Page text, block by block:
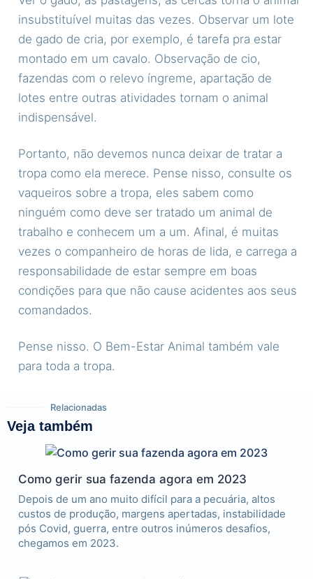
insubstituível muitas das vezes. Observar um lote
de gado de cria, por exemplo, é tarefa pra estar
montado em um cavalo. Observação de cio,
fazendas com o relevo íngreme, apartação de
lotes entre outras atividades tornam o animal
indispensável.
Portanto, não devemos nunca deixar de tratar a
tropa como ela merece. Pense nisso, consulte os
vaqueiros sobre a tropa, eles sabem como
ninguém como deve ser tratado um animal de
trabalho e conhecem um a um. Afinal, é muitas
vezes o companheiro de horas de lida, e carrega a
responsabilidade de estar sempre em boas
condições para que não cause acidentes aos seus
comandados.
Pense nisso. O Bem-Estar Animal também vale
para toda a tropa.
Relacionadas
Veja também
Como gerir sua fazenda agora em 2023
Depois de um ano muito difícil para a pecuária, altos
custos de produção, margens apertadas, instabilidade
pós Covid, guerra, entre outros inúmeros desafios,
chegamos em 2023.